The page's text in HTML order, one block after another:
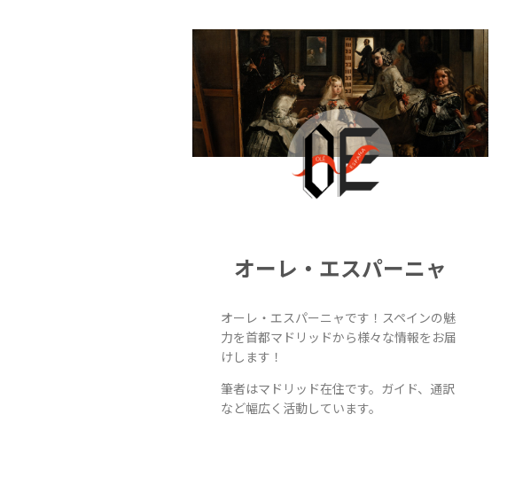
オーレ・エスパーニャ
オーレ・エスパーニャです！スペインの魅
力を首都マドリッドから様々な情報をお届
けします！
筆者はマドリッド在住です。ガイド、通訳
など幅広く活動しています。